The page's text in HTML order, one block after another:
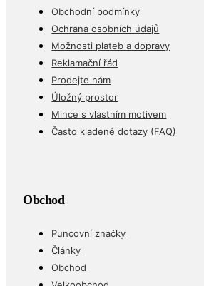
Obchodní podmínky
Ochrana osobních údajů
Možnosti plateb a dopravy
Reklamační řád
Prodejte nám
Úložný prostor
Mince s vlastním motivem
Často kladené dotazy (FAQ)
Obchod
Puncovní značky
Články
Obchod